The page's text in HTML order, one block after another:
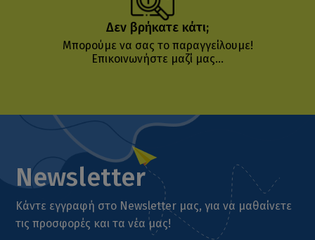
Δεν βρήκατε κάτι;
Μπορούμε να σας το παραγγείλουμε!
Επικοινωνήστε μαζί μας...
Newsletter
Κάντε εγγραφή στο Newsletter μας, για να μαθαίνετε
τις προσφορές και τα νέα μας!